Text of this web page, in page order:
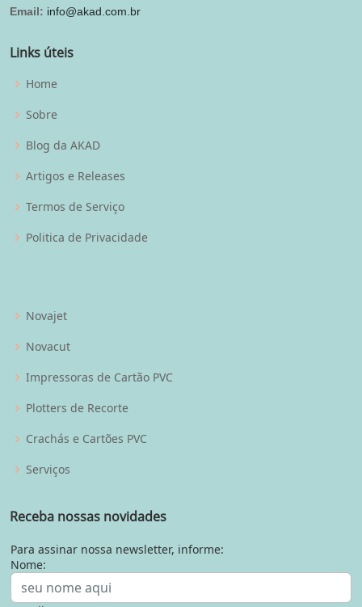
Email: info@akad.com.br
Links úteis
Home
Sobre
Blog da AKAD
Artigos e Releases
Termos de Serviço
Politica de Privacidade
Novajet
Novacut
Impressoras de Cartão PVC
Plotters de Recorte
Crachás e Cartões PVC
Serviços
Receba nossas novidades
Para assinar nossa newsletter, informe:
Nome: